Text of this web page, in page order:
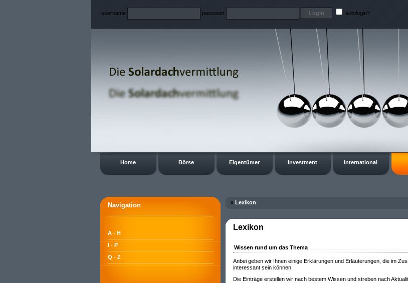
username passwort autologin?
Home Börse Eigentümer Investment International
Navigation
A - H
I - P
Q - Z
» Lexikon
Lexikon
Wissen rund um das Thema
Anbei geben wir Ihnen einige Erklärungen und Erläuterungen, die im
interessant sein können.
Die Einträge erstellen wir nach bestem Wissen und streben nach